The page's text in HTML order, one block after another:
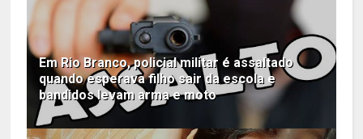
Em Rio Branco, policial militar é assaltado
quando esperava filho sair da escola e
bandidos levam arma e moto